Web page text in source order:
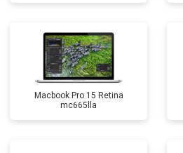
Macbook Pro 15 Retina
mc665lla